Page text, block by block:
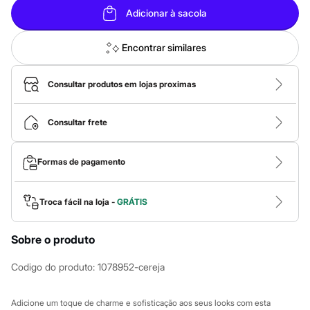
Casacos e Jaquetas
Jeans
Macacões
Saias
Shorts e Bermudas
Vestidos
Acessórios
Bolsas
Bonés e Chapéus
Bijoux
Cintos
Óculos
Relógios
Chinelos
Rasteirinhas
Sandálias
Sapatilhas
Marcas
Mindset
Adicionar à sacola
Encontrar similares
Consultar produtos em lojas proximas
Consultar frete
Formas de pagamento
Troca fácil na loja - GRÁTIS
Sobre o produto
Codigo do produto: 1078952-cereja
Adicione um toque de charme e sofisticação aos seus looks com esta